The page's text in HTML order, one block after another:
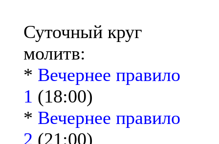
Суточный круг
молитв:
* Вечернее правило
1 (18:00)
* Вечернее правило
2 (21:00)